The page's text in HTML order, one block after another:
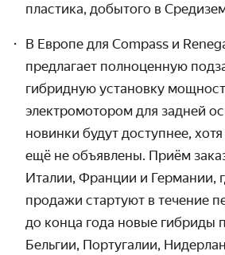
пластика, добытого в
В Европе для Compass и
предлагает полноценную
гибридную установку
электромотором для задней
новинки будут доступнее,
ещё не объявлены. Приём
Италии, Франции и Германии,
продажи стартуют в течение
до конца года новые гибриды
Бельгии, Португалии,